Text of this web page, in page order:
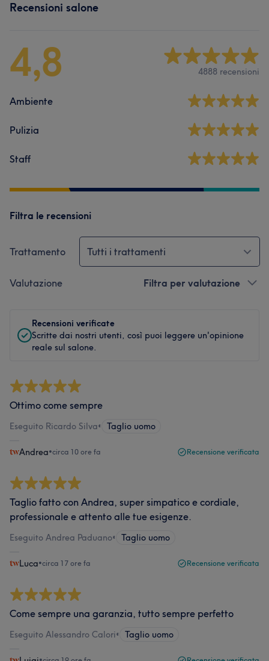
Recensioni salone
4,8 4888 recensioni
Ambiente
Pulizia
Staff
Filtra le recensioni
Trattamento Tutti i trattamenti
Valutazione Filtra per valutazione
Recensioni verificate
Scritte dai nostri utenti, così puoi leggere un'opinione
reale sul salone.
Ottimo come sempre
Eseguito Ricardo Silva• Taglio uomo
Andrea•circa 10 ore fa Recensione verificata
Taglio fatto con Andrea, super simpatico e cordiale,
professionale e attento alle tue esigenze.
Eseguito Andrea Paduano• Taglio uomo
Luca•circa 17 ore fa Recensione verificata
Come sempre una garanzia, tutto sempre perfetto
Eseguito Alessandro Calori• Taglio uomo